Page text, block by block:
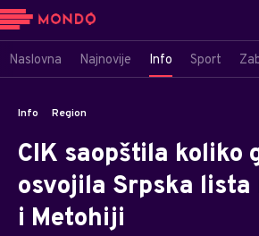
Naslovna Najnovije Info Sport
Info Region
CIK saopštila koliko
osvojila Srpska lista
i Metohiji